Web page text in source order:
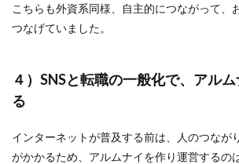
こちらも外資系同様、自主的につながって、
つなげていました。
４）SNSと転職の一般化で、アル
る
インターネットが普及する前は、人のつなが
がかかるため、アルムナイを作り運営するの